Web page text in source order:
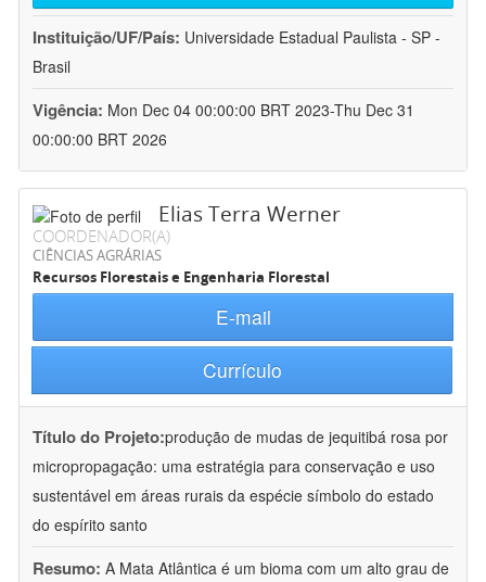
Instituição/UF/País: Universidade Estadual Paulista - SP -
Brasil
Vigência: Mon Dec 04 00:00:00 BRT 2023-Thu Dec 31
00:00:00 BRT 2026
Elias Terra Werner
COORDENADOR(A)
CIÊNCIAS AGRÁRIAS
Recursos Florestais e Engenharia Florestal
E-mail
Currículo
Título do Projeto:produção de mudas de jequitibá rosa por
micropropagação: uma estratégia para conservação e uso
sustentável em áreas rurais da espécie símbolo do estado
do espírito santo
Resumo: A Mata Atlântica é um bioma com um alto grau de